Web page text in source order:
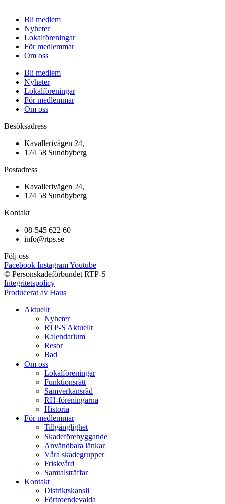
Bli medlem
Nyheter
Lokalföreningar
För medlemmar
Om oss
Bli medlem
Nyheter
Lokalföreningar
För medlemmar
Om oss
Besöksadress
Kavallerivägen 24,
174 58 Sundbyberg
Postadress
Kavallerivägen 24,
174 58 Sundbyberg
Kontakt
08-545 622 60
info@rtps.se
Följ oss
Facebook InstagramYoutube
© Personskadeförbundet RTP-S
Integritetspolicy
Producerat av Haus
Aktuellt
Nyheter
RTP-S Aktuellt
Kalendarium
Resor
Bad
Om oss
Lokalföreningar
Funktionsrätt
Samverkansråd
RH-föreningarna
Historia
För medlemmar
Tillgänglighet
Skadeförebyggande
Användbara länkar
Våra skadegrupper
Friskvård
Samtalsträffar
Kontakt
Distriktskansli
Förtroendevalda